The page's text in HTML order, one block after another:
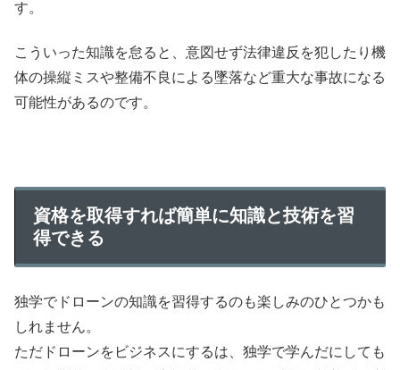
す。
こういった知識を怠ると、意図せず法律違反を犯したり機
体の操縦ミスや整備不良による墜落など重大な事故になる
可能性があるのです。
資格を取得すれば簡単に知識と技術を習
得できる
独学でドローンの知識を習得するのも楽しみのひとつかも
しれません。
ただドローンをビジネスにするは、独学で学んだにしても